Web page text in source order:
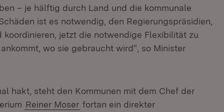
– je hälftig durch Land und die kommunale
ist es notwendig, den Regierungspräsidien,
jetzt die notwendige Flexibilität zu
wo sie gebraucht wird“, so Minister
hakt, steht den Kommunen mit dem Chef der
Reiner Moser fortan ein direkter